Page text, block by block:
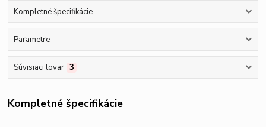
Kompletné špecifikácie
Parametre
Súvisiaci tovar 3
Kompletné špecifikácie